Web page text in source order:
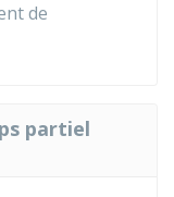
de
partiel